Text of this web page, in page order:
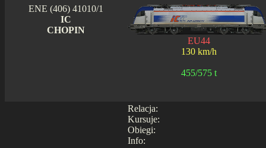
ENE (406) 41010/1
IC
CHOPIN
EU44
130 km/h
455/575 t
Relacja:
Kursuje:
Obiegi:
Info: